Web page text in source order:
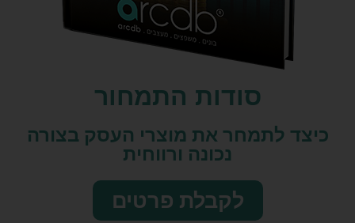
סודות התמחור
כיצד לתמחר את מוצרי העסק בצורה
נכונה ורווחית
לקבלת פרטים